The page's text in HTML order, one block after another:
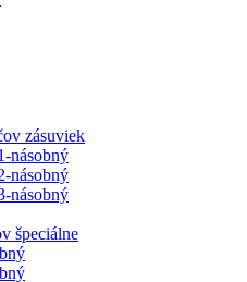
zásuviek
násobný
násobný
násobný
špeciálne